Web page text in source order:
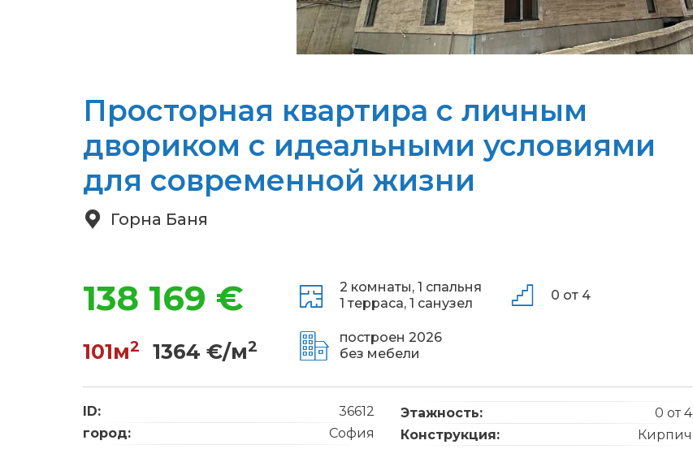
Просторная квартира с личным
двориком с идеальными условиями
для современной жизни
Горна Баня
138 169 €
101м2 1364 €/м2
2 комнаты, 1 спальня
1 терраса, 1 санузел
построен 2026
без мебели
0 от 4
ID:
36612
город:
София
Этажность:
0 от 4
Конструкция:
Кирпич